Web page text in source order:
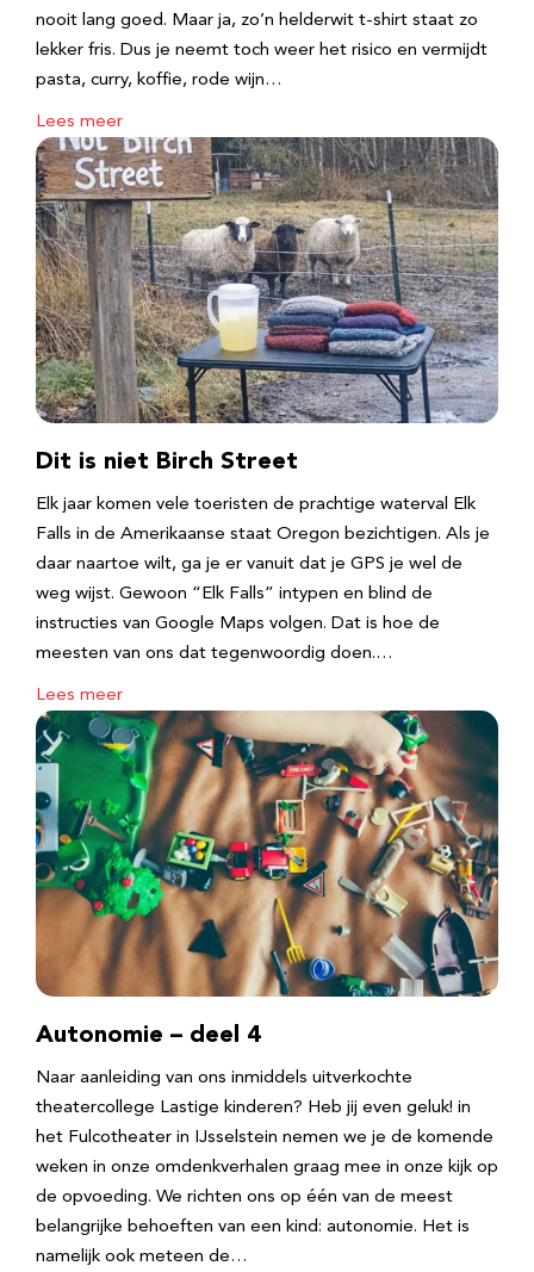
nooit lang goed. Maar ja, zo’n helderwit t-shirt staat zo
lekker fris. Dus je neemt toch weer het risico en vermijdt
pasta, curry, koffie, rode wijn…
Lees meer
Dit is niet Birch Street
Elk jaar komen vele toeristen de prachtige waterval Elk
Falls in de Amerikaanse staat Oregon bezichtigen. Als je
daar naartoe wilt, ga je er vanuit dat je GPS je wel de
weg wijst. Gewoon “Elk Falls” intypen en blind de
instructies van Google Maps volgen. Dat is hoe de
meesten van ons dat tegenwoordig doen.…
Lees meer
Autonomie – deel 4
Naar aanleiding van ons inmiddels uitverkochte
theatercollege Lastige kinderen? Heb jij even geluk! in
het Fulcotheater in IJsselstein nemen we je de komende
weken in onze omdenkverhalen graag mee in onze kijk op
de opvoeding. We richten ons op één van de meest
belangrijke behoeften van een kind: autonomie. Het is
namelijk ook meteen de…